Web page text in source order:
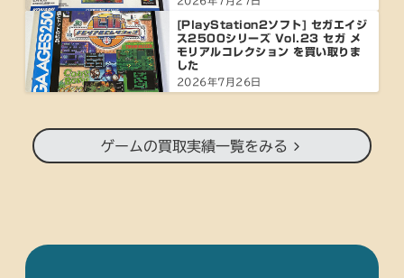
[PlayStation2ソフト] セガエイジ
ス2500シリーズ Vol.23 セガ メ
モリアルコレクション を買い取りま
した
2026年7月26日
ゲームの買取実績一覧をみる